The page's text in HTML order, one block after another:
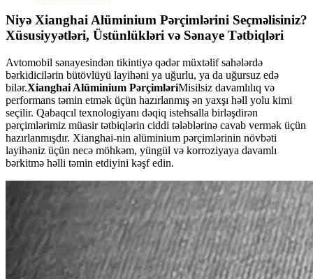
Niyə Xianghai Alüminium Pərçimlərini Seçməlisiniz?
Xüsusiyyətləri, Üstünlükləri və Sənaye Tətbiqləri
Avtomobil sənayesindən tikintiyə qədər müxtəlif sahələrdə
bərkidicilərin bütövlüyü layihəni ya uğurlu, ya da uğursuz edə
bilər.Xianghai Alüminium PərçimləriMisilsiz davamlılıq və
performans təmin etmək üçün hazırlanmış ən yaxşı həll yolu kimi
seçilir. Qabaqcıl texnologiyanı dəqiq istehsalla birləşdirən
pərçimlərimiz müasir tətbiqlərin ciddi tələblərinə cavab vermək üçün
hazırlanmışdır. Xianghai-nin alüminium pərçimlərinin növbəti
layihəniz üçün necə möhkəm, yüngül və korroziyaya davamlı
bərkitmə həlli təmin etdiyini kəşf edin.